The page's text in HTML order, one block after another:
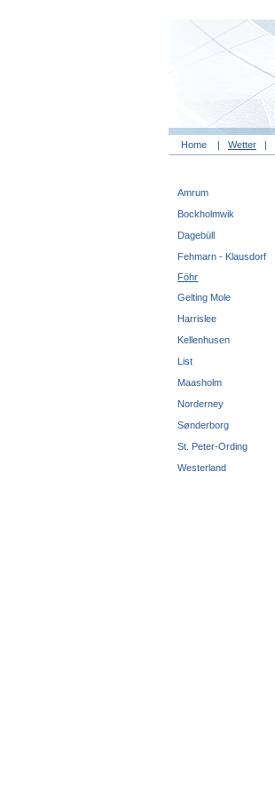
Home | Wetter |
Amrum
Bockholmwik
Dagebüll
Fehmarn - Klausdorf
Föhr
Gelting Mole
Harrislee
Kellenhusen
List
Maasholm
Norderney
Sønderborg
St. Peter-Ording
Westerland